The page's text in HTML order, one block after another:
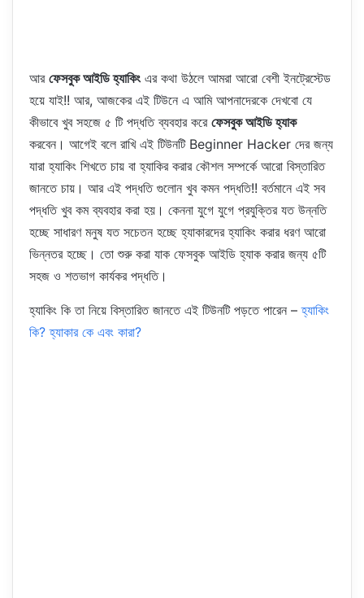
আর ফেসবুক আইডি হ্যাকিংএর কথা উঠলে আমরা আরো বেশী ইনট্রেস্টেড
হয়ে যাই!! আর, আজকের এই টিউনে এ আমি আপনাদেরকে দেখবো যে
কীভাবে খুব সহজে ৫ টি পদ্ধতি ব্যবহার করে ফেসবুক আইডি হ্যাক
করবেন। আগেই বলে রাখি এই টিউনটি Beginner Hacker দের জন্য
যারা হ্যাকিং শিখতে চায় বা হ্যাকির করার কৌশল সম্পর্কে আরো বিস্তারিত
জানতে চায়। আর এই পদ্ধতি গুলোন খুব কমন পদ্ধতি!! বর্তমানে এই সব
পদ্ধতি খুব কম ব্যবহার করা হয়। কেননা যুগে যুগে প্রযুক্তির যত উন্নতি
হচ্ছে সাধারণ মনুষ যত সচেতন হচ্ছে হ্যাকারদের হ্যাকিং করার ধরণ আরো
ভিন্নতর হচ্ছে। তো শুরু করা যাক ফেসবুক আইডি হ্যাক করার জন্য ৫টি
সহজ ও শতভাগ কার্যকর পদ্ধতি।
হ্যাকিং কি তা নিয়ে বিস্তারিত জানতে এই টিউনটি পড়তে পারেন –হ্যাকিং
কি? হ্যাকার কে এবং কারা?